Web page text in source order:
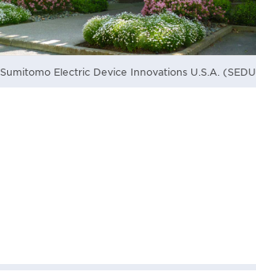
Sumitomo Electric Device Innovations U.S.A.